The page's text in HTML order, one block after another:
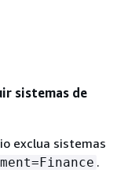
sistemas de
exclua sistemas
.